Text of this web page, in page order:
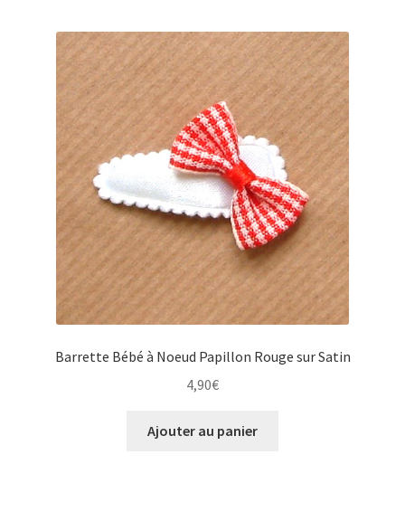
Barrette Bébé à Noeud Papillon Rouge sur Satin
4,90€
Ajouter au panier